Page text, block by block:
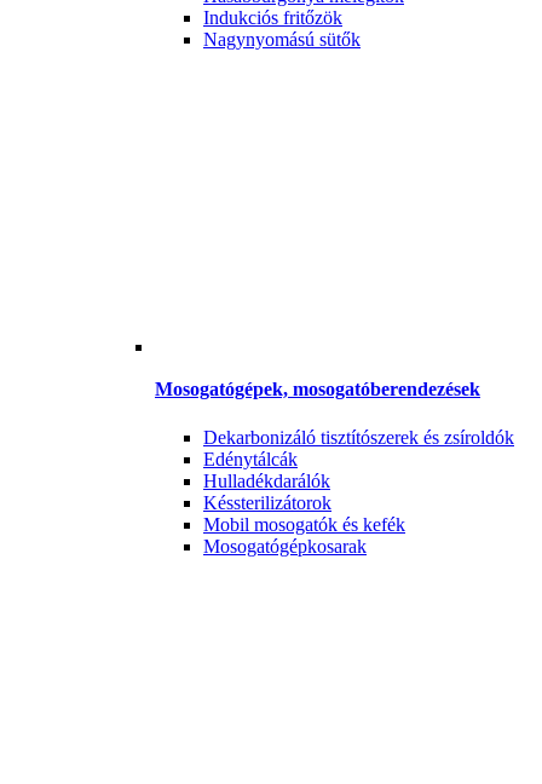
Indukciós fritőzök
Nagynyomású sütők
Mosogatógépek, mosogatóberendezések
Dekarbonizáló tisztítószerek és zsíroldók
Edénytálcák
Hulladékdarálók
Késsterilizátorok
Mobil mosogatók és kefék
Mosogatógépkosarak